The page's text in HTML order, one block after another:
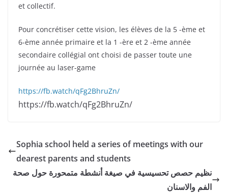
et collectif.
Pour concrétiser cette vision, les élèves de la 5 -ème et
6-ème année primaire et la 1 -ère et 2 -ème année
secondaire collégial ont choisi de passer toute une
journée au laser-game
https://fb.watch/qFg2BhruZn/
https://fb.watch/qFg2BhruZn/
Sophia school held a series of meetings with our
dearest parents and students
نظيم حصص تحسيسية في صيغة أنشطة متمحورة حول صحة
الفم والاسنان